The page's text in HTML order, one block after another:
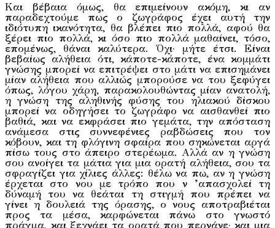
Και βέβαια όμως, θα επιμείνουν ακόμη, κι αν
παραδεχτούμε πως ο ζωγράφος έχει αυτή την
ιδιότυπη ικανότητα, θα βλέπει πιο πολλά, αφού θα
ξέρει πιο πολλά, κι όσο πιο πολλά μαθαίνει, τόσο,
επομένως, θάναι καλύτερα. Όχι· μήτε έτσι. Είναι
βεβαίως αλήθεια ότι, κάποτε-κάποτε, ένα κομμάτι
γνώσης μπορεί να επιτρέψει στο μάτι να επισημάνει
μίαν αλήθεια που αλλιώς μπορούσε να του ξεφύγει
όπως, λόγου χάρη, παρακολουθώντας μίαν ανατολή,
η γνώση της αληθινής φύσης του ηλιακού δίσκου
μπορεί να οδηγήσει το ζωγράφο να αισθανθεί πιο
βαθιά, και να εκφράσει πιο γεμάτα, την απόσταση
ανάμεσα στις συννεφένιες ραβδώσεις που τον
κόβουν, και τη φλόγινη σφαίρα που σηκώνεται αργά
πίσω τους στο άπειρο στερέωμα. Αλλά αν η γνώση
σου ανοίγει τα μάτια για μια ορατή αλήθεια, σου τα
σφραγίζει για χίλιες άλλες: θέλω να πω, αν η γνώση
έρχεται στο νου με τρόπο που ν ’απασχολεί τη
δύναμή του να θεάται τη στιγμή που πρέπει να
γίνει η δουλειά της όρασης, ο νους αποτραβιέται
προς τα μέσα, καρφώνεται πάνω στο γνωστό
πράγμα, και ξεχνάει τα ορατά που περνάνε· και μια